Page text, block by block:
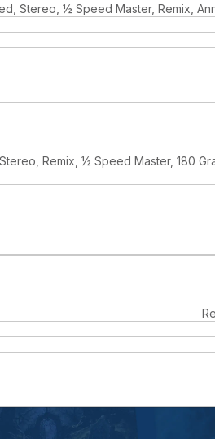
Stereo, ½ Speed Master, Remix,
Remix, ½ Speed Master, 180